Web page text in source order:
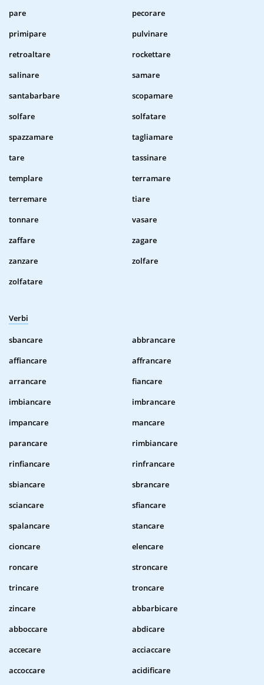
pare
pecorare
primipare
pulvinare
retroaltare
rockettare
salinare
samare
santabarbare
scopamare
solfare
solfatare
spazzamare
tagliamare
tare
tassinare
templare
terramare
terremare
tiare
tonnare
vasare
zaffare
zagare
zanzare
zolfare
zolfatare
Verbi
sbancare
abbrancare
affiancare
affrancare
arrancare
fiancare
imbiancare
imbrancare
impancare
mancare
parancare
rimbiancare
rinfiancare
rinfrancare
sbiancare
sbrancare
sciancare
sfiancare
spalancare
stancare
cioncare
elencare
roncare
stroncare
trincare
troncare
zincare
abbarbicare
abboccare
abdicare
accecare
acciaccare
accoccare
acidificare